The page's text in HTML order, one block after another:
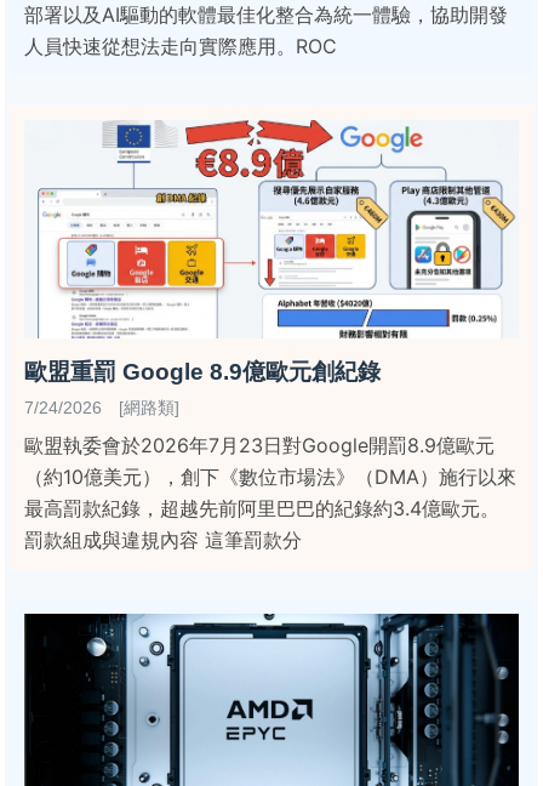
部署以及AI驅動的軟體最佳化整合為統一體驗，協助開發
人員快速從想法走向實際應用。ROC
歐盟重罰 Google 8.9億歐元創紀錄
7/24/2026 [網路類]
歐盟執委會於2026年7月23日對Google開罰8.9億歐元
（約10億美元），創下《數位市場法》（DMA）施行以來
最高罰款紀錄，超越先前阿里巴巴的紀錄約3.4億歐元。
罰款組成與違規內容 這筆罰款分